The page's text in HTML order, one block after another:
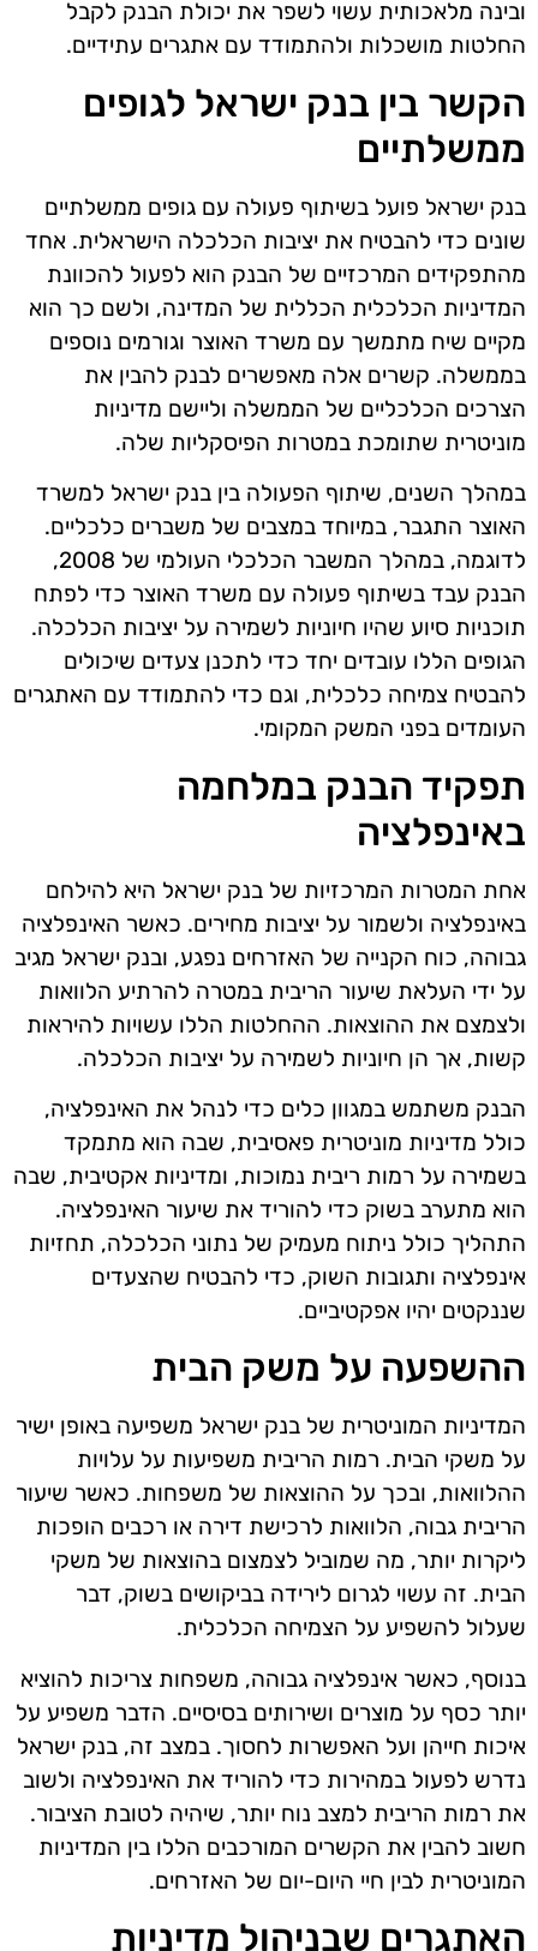
ובינה מלאכותית עשוי לשפר את יכולת הבנק לקבל
החלטות מושכלות ולהתמודד עם אתגרים עתידיים.
הקשר בין בנק ישראל לגופים
ממשלתיים
בנק ישראל פועל בשיתוף פעולה עם גופים ממשלתיים
שונים כדי להבטיח את יציבות הכלכלה הישראלית. אחד
מהתפקידים המרכזיים של הבנק הוא לפעול להכוונת
המדיניות הכלכלית הכללית של המדינה, ולשם כך הוא
מקיים שיח מתמשך עם משרד האוצר וגורמים נוספים
בממשלה. קשרים אלה מאפשרים לבנק להבין את
הצרכים הכלכליים של הממשלה וליישם מדיניות
מוניטרית שתומכת במטרות הפיסקליות שלה.
במהלך השנים, שיתוף הפעולה בין בנק ישראל למשרד
האוצר התגבר, במיוחד במצבים של משברים כלכליים.
לדוגמה, במהלך המשבר הכלכלי העולמי של 2008,
הבנק עבד בשיתוף פעולה עם משרד האוצר כדי לפתח
תוכניות סיוע שהיו חיוניות לשמירה על יציבות הכלכלה.
הגופים הללו עובדים יחד כדי לתכנן צעדים שיכולים
להבטיח צמיחה כלכלית, וגם כדי להתמודד עם האתגרים
העומדים בפני המשק המקומי.
תפקיד הבנק במלחמה
באינפלציה
אחת המטרות המרכזיות של בנק ישראל היא להילחם
באינפלציה ולשמור על יציבות מחירים. כאשר האינפלציה
גבוהה, כוח הקנייה של האזרחים נפגע, ובנק ישראל מגיב
על ידי העלאת שיעור הריבית במטרה להרתיע הלוואות
ולצמצם את ההוצאות. ההחלטות הללו עשויות להיראות
קשות, אך הן חיוניות לשמירה על יציבות הכלכלה.
הבנק משתמש במגוון כלים כדי לנהל את האינפלציה,
כולל מדיניות מוניטרית פאסיבית, שבה הוא מתמקד
בשמירה על רמות ריבית נמוכות, ומדיניות אקטיבית, שבה
הוא מתערב בשוק כדי להוריד את שיעור האינפלציה.
התהליך כולל ניתוח מעמיק של נתוני הכלכלה, תחזיות
אינפלציה ותגובות השוק, כדי להבטיח שהצעדים
שננקטים יהיו אפקטיביים.
ההשפעה על משק הבית
המדיניות המוניטרית של בנק ישראל משפיעה באופן ישיר
על משקי הבית. רמות הריבית משפיעות על עלויות
ההלוואות, ובכך על ההוצאות של משפחות. כאשר שיעור
הריבית גבוה, הלוואות לרכישת דירה או רכבים הופכות
ליקרות יותר, מה שמוביל לצמצום בהוצאות של משקי
הבית. זה עשוי לגרום לירידה בביקושים בשוק, דבר
שעלול להשפיע על הצמיחה הכלכלית.
בנוסף, כאשר אינפלציה גבוהה, משפחות צריכות להוציא
יותר כסף על מוצרים ושירותים בסיסיים. הדבר משפיע על
איכות חייהן ועל האפשרות לחסוך. במצב זה, בנק ישראל
נדרש לפעול במהירות כדי להוריד את האינפלציה ולשוב
את רמות הריבית למצב נוח יותר, שיהיה לטובת הציבור.
חשוב להבין את הקשרים המורכבים הללו בין המדיניות
המוניטרית לבין חיי היום-יום של האזרחים.
האתגרים שבניהול מדיניות